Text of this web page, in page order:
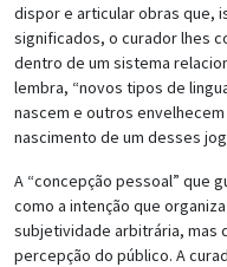
dispor e articular obras que,
significados, o curador lhes
dentro de um sistema
lembra, “novos tipos de
nascem e outros
nascimento de um desses
A “concepção pessoal” que
como a intenção que
subjetividade arbitrária, mas
percepção do público. A